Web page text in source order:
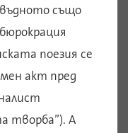
също
поезия се
акт пред
творба”). А